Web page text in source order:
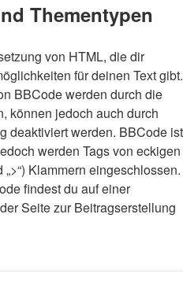
Thementypen
von HTML, die dir
für deinen Text gibt.
BBCode werden durch die
können jedoch auch durch
deaktiviert werden. BBCode ist
werden Tags von eckigen
„>“) Klammern eingeschlossen.
findest du auf einer
Seite zur Beitragserstellung